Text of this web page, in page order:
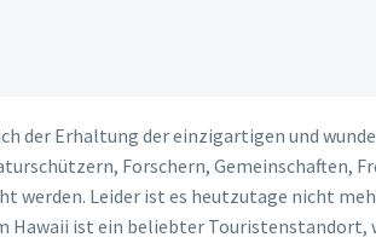
der Erhaltung der einzigartigen und
Forschern, Gemeinschaften,
werden. Leider ist es heutzutage nicht
Hawaii ist ein beliebter